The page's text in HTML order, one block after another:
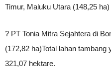
Timur, Maluku Utara (148,25 ha)
? PT Tonia Mitra Sejahtera di
(172,82 ha)Total lahan
321,07 hektare.